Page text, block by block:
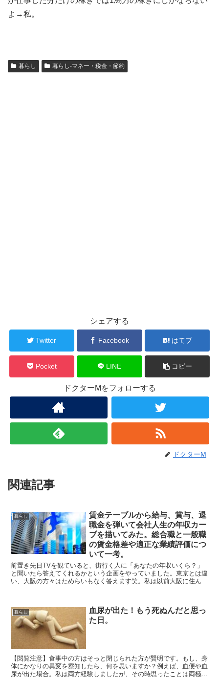
よ→私。
暮らし 暮らし-マネー・税金・節約
シェアする
Twitter Facebook はてブ
Pocket LINE コピー
ドクターMをフォローする
ドクターM
関連記事
暮らし
賃金テーブルから給与、賞与、退
職金を弾いて会社人生の年収カー
ブを描いてみた。総合職と一般職
の賃金格差や適正な業績評価につ
いて一考。
前置き先日TVを観ていると、街行く人に「あなたの年収いくら？」
と聞いたら答えてくれるかという企画をやっていました。東京とは違
い、大阪の方々はためらいもなく答えます笑。私は以前大阪に住んで
暮らし
血尿が出た！もう死ぬんだと思っ
た日。
【閲覧注意】食事中の方はそっと閉じられた方が賢明です。もし、身
体にかなりの異変を察知したら、何を思いますか？例えば、血便や血
尿が出た場合。私は両方経験しましたが、その時思ったことは両極端